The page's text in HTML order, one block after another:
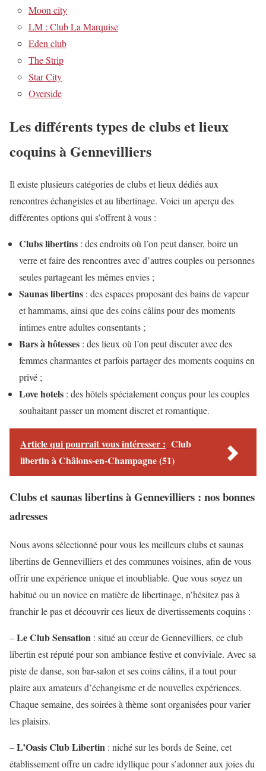
Moon city
LM : Club La Marquise
Eden club
The Strip
Star City
Overside
Les différents types de clubs et lieux
coquins à Gennevilliers
Il existe plusieurs catégories de clubs et lieux dédiés aux
rencontres échangistes et au libertinage. Voici un aperçu des
différentes options qui s’offrent à vous :
Clubs libertins : des endroits où l’on peut danser, boire un
verre et faire des rencontres avec d’autres couples ou personnes
seules partageant les mêmes envies ;
Saunas libertins : des espaces proposant des bains de vapeur
et hammams, ainsi que des coins câlins pour des moments
intimes entre adultes consentants ;
Bars à hôtesses : des lieux où l’on peut discuter avec des
femmes charmantes et parfois partager des moments coquins en
privé ;
Love hotels : des hôtels spécialement conçus pour les couples
souhaitant passer un moment discret et romantique.
Article qui pourrait vous intéresser : Club
libertin à Châlons-en-Champagne (51)
Clubs et saunas libertins à Gennevilliers : nos bonnes
adresses
Nous avons sélectionné pour vous les meilleurs clubs et saunas
libertins de Gennevilliers et des communes voisines, afin de vous
offrir une expérience unique et inoubliable. Que vous soyez un
habitué ou un novice en matière de libertinage, n’hésitez pas à
franchir le pas et découvrir ces lieux de divertissements coquins :
–Le Club Sensation : situé au cœur de Gennevilliers, ce club
libertin est réputé pour son ambiance festive et conviviale. Avec sa
piste de danse, son bar-salon et ses coins câlins, il a tout pour
plaire aux amateurs d’échangisme et de nouvelles expériences.
Chaque semaine, des soirées à thème sont organisées pour varier
les plaisirs.
–L’Oasis Club Libertin : niché sur les bords de Seine, cet
établissement offre un cadre idyllique pour s’adonner aux joies du